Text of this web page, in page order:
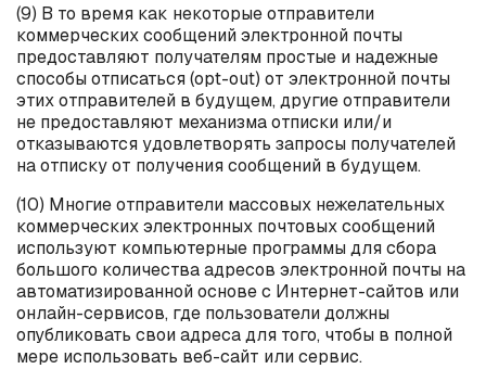
(9) В то время как некоторые отправители
коммерческих сообщений электронной почты
предоставляют получателям простые и надежные
способы отписаться (opt-out) от электронной почты
этих отправителей в будущем, другие отправители
не предоставляют механизма отписки или/и
отказываются удовлетворять запросы получателей
на отписку от получения сообщений в будущем.
(10) Многие отправители массовых нежелательных
коммерческих электронных почтовых сообщений
используют компьютерные программы для сбора
большого количества адресов электронной почты на
автоматизированной основе с Интернет-сайтов или
онлайн-сервисов, где пользователи должны
опубликовать свои адреса для того, чтобы в полной
мере использовать веб-сайт или сервис.